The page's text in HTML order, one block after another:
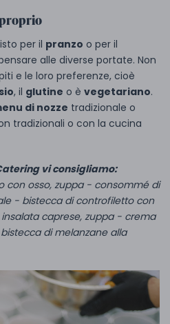
per il pranzo o per il
alle diverse portate. Non
e le loro preferenze, cioè
, il glutine o è vegetariano.
di nozze tradizionale o
tradizionali o con la cucina
vi consigliamo:
con osso, zuppa - consommé di
- bistecca di controfiletto con
caprese, zuppa - crema
di melanzane alla